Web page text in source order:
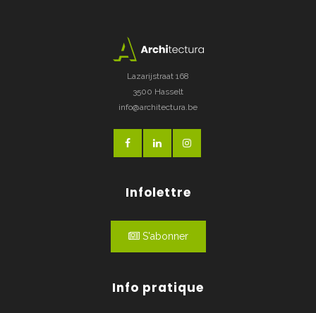
Lazarijstraat 168
3500 Hasselt
info@architectura.be
Infolettre
S'abonner
Info pratique